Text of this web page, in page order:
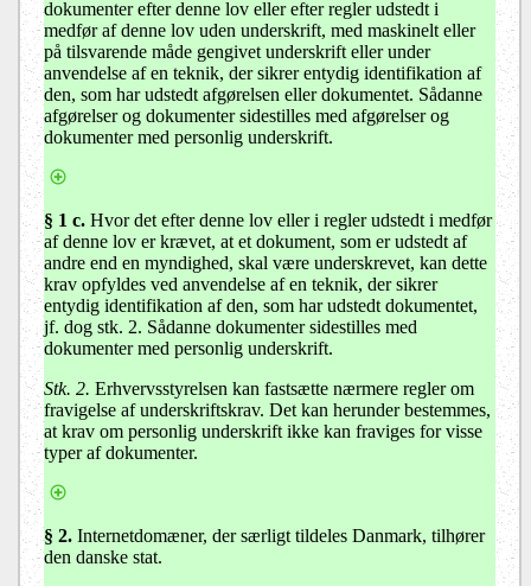
dokumenter efter denne lov eller efter regler udstedt i
medfør af denne lov uden underskrift, med maskinelt eller
på tilsvarende måde gengivet underskrift eller under
anvendelse af en teknik, der sikrer entydig identifikation af
den, som har udstedt afgørelsen eller dokumentet. Sådanne
afgørelser og dokumenter sidestilles med afgørelser og
dokumenter med personlig underskrift.
§ 1 c. Hvor det efter denne lov eller i regler udstedt i medfør
af denne lov er krævet, at et dokument, som er udstedt af
andre end en myndighed, skal være underskrevet, kan dette
krav opfyldes ved anvendelse af en teknik, der sikrer
entydig identifikation af den, som har udstedt dokumentet,
jf. dog stk. 2. Sådanne dokumenter sidestilles med
dokumenter med personlig underskrift.
Stk. 2. Erhvervsstyrelsen kan fastsætte nærmere regler om
fravigelse af underskriftskrav. Det kan herunder bestemmes,
at krav om personlig underskrift ikke kan fraviges for visse
typer af dokumenter.
§ 2. Internetdomæner, der særligt tildeles Danmark, tilhører
den danske stat.